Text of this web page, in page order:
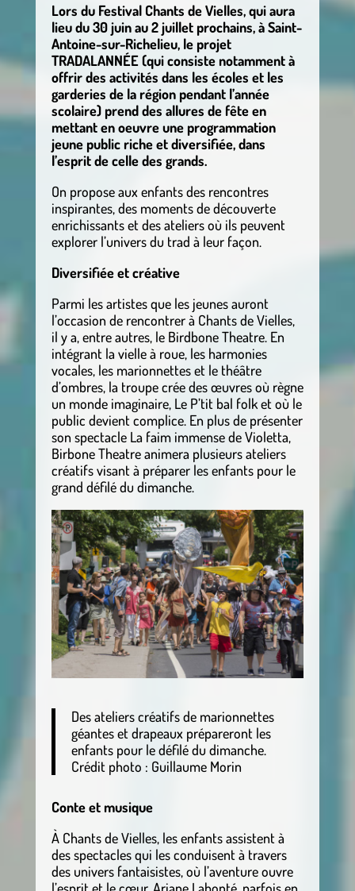
Lors du Festival Chants de Vielles, qui aura
lieu du 30 juin au 2 juillet prochains, à Saint-
Antoine-sur-Richelieu, le projet
TRADALANNÉE (qui consiste notamment à
offrir des activités dans les écoles et les
garderies de la région pendant l’année
scolaire) prend des allures de fête en
mettant en oeuvre une programmation
jeune public riche et diversifiée, dans
l’esprit de celle des grands.
On propose aux enfants des rencontres
inspirantes, des moments de découverte
enrichissants et des ateliers où ils peuvent
explorer l’univers du trad à leur façon.
Diversifiée et créative
Parmi les artistes que les jeunes auront
l’occasion de rencontrer à Chants de Vielles,
il y a, entre autres, le Birdbone Theatre. En
intégrant la vielle à roue, les harmonies
vocales, les marionnettes et le théâtre
d’ombres, la troupe crée des œuvres où règne
un monde imaginaire, Le P’tit bal folk et où le
public devient complice. En plus de présenter
son spectacle La faim immense de Violetta,
Birbone Theatre animera plusieurs ateliers
créatifs visant à préparer les enfants pour le
grand défilé du dimanche.
Des ateliers créatifs de marionnettes
géantes et drapeaux prépareront les
enfants pour le défilé du dimanche.
Crédit photo : Guillaume Morin
Conte et musique
À Chants de Vielles, les enfants assistent à
des spectacles qui les conduisent à travers
des univers fantaisistes, où l’aventure ouvre